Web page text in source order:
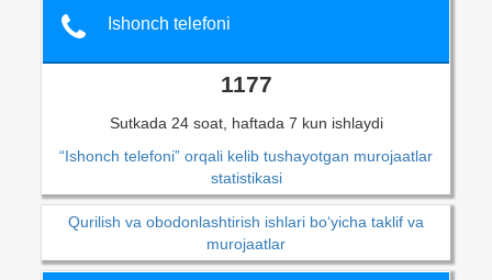
Ishonch telefoni
1177
Sutkada 24 soat, haftada 7 kun ishlaydi
“Ishonch telefoni” orqali kelib tushayotgan murojaatlar
statistikasi
Qurilish va obodonlashtirish ishlari bo‘yicha taklif va
murojaatlar